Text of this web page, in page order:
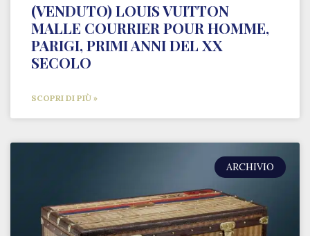
(VENDUTO) LOUIS VUITTON
MALLE COURRIER POUR HOMME,
PARIGI, PRIMI ANNI DEL XX
SECOLO
SCOPRI DI PIÙ »
ARCHIVIO